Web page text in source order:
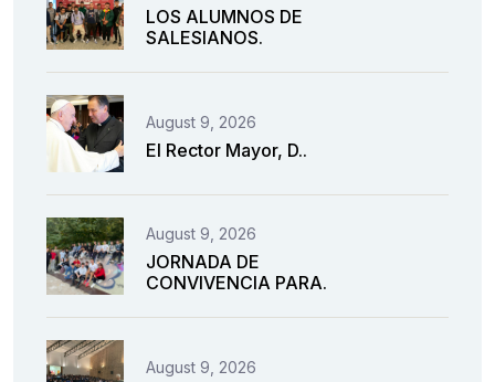
LOS ALUMNOS DE
SALESIANOS.
August 9, 2026
El Rector Mayor, D..
August 9, 2026
JORNADA DE
CONVIVENCIA PARA.
August 9, 2026